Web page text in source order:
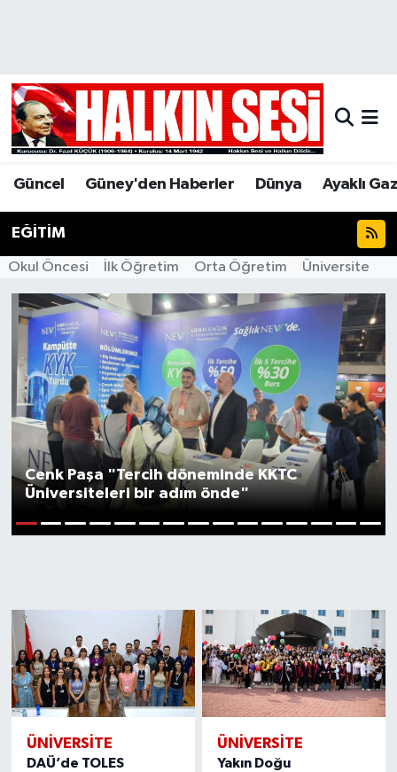
Güncel Güney'den Haberler Dünya Ayaklı
EĞİTİM
Okul Öncesi İlk Öğretim Orta Öğretim Üniversite
Cenk Paşa "Tercih döneminde KKTC
Üniversiteleri bir adım önde"
ÜNIVERSITE
DAÜ’de TOLES
ÜNIVERSITE
Yakın Doğu
Hava Durumu
Trafik Durumu
Son Dakika Haberleri
Haber Arşivi